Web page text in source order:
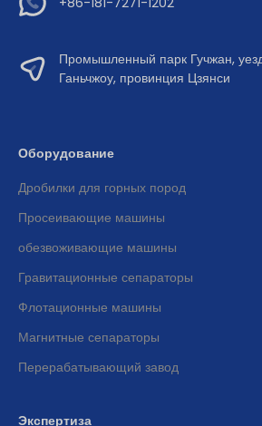
Промышленный парк Гучжан,
Ганьчжоу, провинция Цзянси
Оборудование
Дробилки для горных пород
Просеивающие машины
обезвоживающие машины
Гравитационные сепараторы
Флотационные машины
Магнитные сепараторы
Перерабатывающий завод
Экспертиза